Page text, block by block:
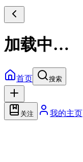
加载中…
首页 搜索
关注 我的主页